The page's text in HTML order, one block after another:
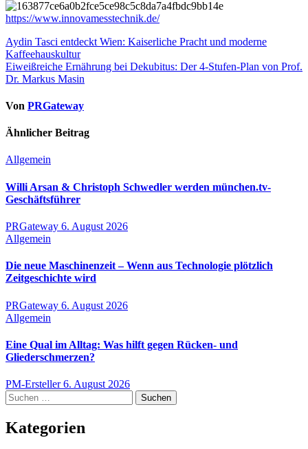
https://www.innovamesstechnik.de/
Beitragsnavigation
Aydin Tasci entdeckt Wien: Kaiserliche Pracht und moderne
Kaffeehauskultur
Eiweißreiche Ernährung bei Dekubitus: Der 4-Stufen-Plan von Prof.
Dr. Markus Masin
Von PRGateway
Ähnlicher Beitrag
Allgemein
Willi Arsan & Christoph Schwedler werden münchen.tv-
Geschäftsführer
PRGateway 6. August 2026
Allgemein
Die neue Maschinenzeit – Wenn aus Technologie plötzlich
Zeitgeschichte wird
PRGateway 6. August 2026
Allgemein
Eine Qual im Alltag: Was hilft gegen Rücken- und
Gliederschmerzen?
PM-Ersteller6. August 2026
Suchen
nach:
Kategorien